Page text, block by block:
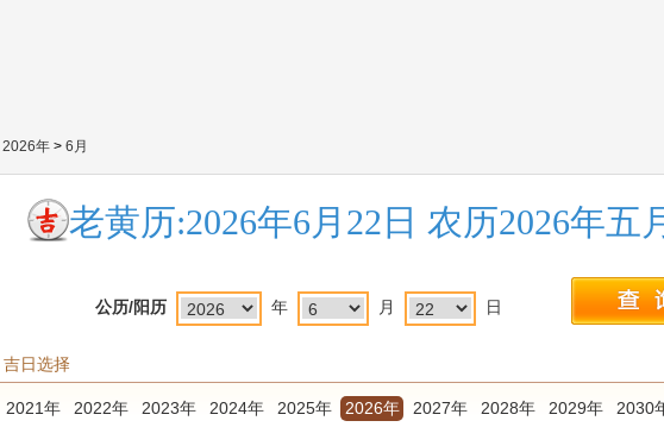
2026年 > 6月
老黄历:2026年6月22日 农历2026年五
公历/阳历 年 月 日
吉日选择
2021年 2022年 2023年 2024年 2025年 2026年 2027年 2028年 2029年
2030